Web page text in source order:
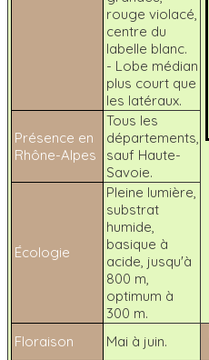
rouge violacé,
centre du
labelle blanc.
- Lobe médian
plus court que
les latéraux.
Présence en
Rhône-Alpes
Tous les
départements,
sauf Haute-
Savoie.
Écologie
Pleine lumière,
substrat
humide,
basique à
acide, jusqu'à
800 m,
optimum à
300 m.
Floraison
Mai à juin.